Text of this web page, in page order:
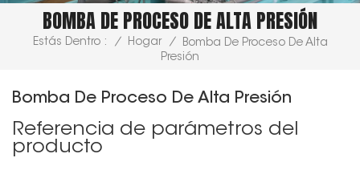
BOMBA DE PROCESO DE ALTA PRESIÓN
Estás Dentro : / Hogar /
Bomba De Proceso De Alta
Presión
Bomba De Proceso De Alta Presión
Referencia de parámetros del
producto